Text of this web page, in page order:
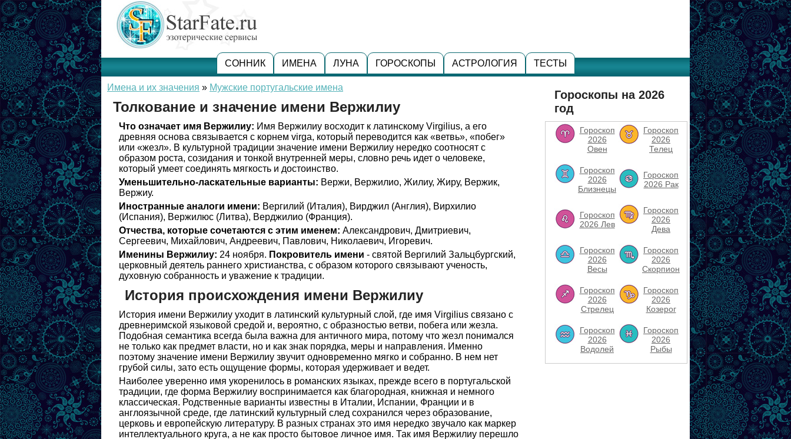
СОННИК ИМЕНА ЛУНА ГОРОСКОПЫ АСТРОЛОГИЯ ТЕСТЫ
Имена и их значения » Мужские португальские имена
Толкование и значение имени Вержилиу
Что означает имя Вержилиу: Имя Вержилиу восходит к латинскому Virgilius, а его
древняя основа связывается с корнем virga, который переводится как «ветвь», «побег»
или «жезл». В культурной традиции значение имени Вержилиу нередко соотносят с
образом роста, созидания и тонкой внутренней меры, словно речь идет о человеке,
который умеет соединять мягкость и достоинство.
Уменьшительно-ласкательные варианты: Вержи, Вержилио, Жилиу, Жиру, Вержик,
Вержиу.
Иностранные аналоги имени: Вергилий (Италия), Вирджил (Англия), Вирхилио
(Испания), Вержилюс (Литва), Верджилио (Франция).
Отчества, которые сочетаются с этим именем: Александрович, Дмитриевич,
Сергеевич, Михайлович, Андреевич, Павлович, Николаевич, Игоревич.
Именины Вержилиу: 24 ноября. Покровитель имени - святой Вергилий Зальцбургский,
церковный деятель раннего христианства, с образом которого связывают ученость,
духовную собранность и уважение к традиции.
История происхождения имени Вержилиу
История имени Вержилиу уходит в латинский культурный слой, где имя Virgilius связано с
древнеримской языковой средой и, вероятно, с образностью ветви, побега или жезла.
Подобная семантика всегда была важна для античного мира, потому что жезл понимался
не только как предмет власти, но и как знак порядка, меры и направления. Именно
поэтому значение имени Вержилиу звучит одновременно мягко и собранно. В нем нет
грубой силы, зато есть ощущение формы, которая удерживает и ведет.
Наиболее уверенно имя укоренилось в романских языках, прежде всего в португальской
традиции, где форма Вержилиу воспринимается как благородная, книжная и немного
классическая. Родственные варианты известны в Италии, Испании, Франции и в
англоязычной среде, где латинский культурный след сохранился через образование,
церковь и европейскую литературу. В разных странах это имя нередко звучало как маркер
интеллектуального круга, а не как просто бытовое личное имя. Так имя Вержилиу перешло
Гороскопы на 2026
год
Гороскоп
2026
Овен
Гороскоп
2026
Телец
Гороскоп
2026
Близнецы
Гороскоп
2026 Рак
Гороскоп
2026 Лев
Гороскоп
2026
Дева
Гороскоп
2026
Весы
Гороскоп
2026
Скорпион
Гороскоп
2026
Стрелец
Гороскоп
2026
Козерог
Гороскоп
2026
Водолей
Гороскоп
2026
Рыбы